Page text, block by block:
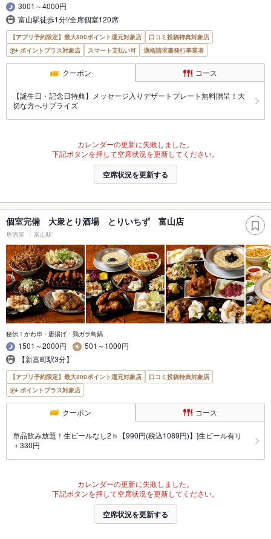
3001～4000円
富山駅徒歩1分!/全席個室120席
【アプリ予約限定】最大800ポイント還元対象店
口コミ投稿特典対象店
ポイントプラス対象店
スマート支払い可 適格請求書発行事業者
クーポン コース
【誕生日・記念日特典】メッセージ入りデザートプレート無料贈呈！大
切な方へサプライズ
カレンダーの更新に失敗しました。
下記ボタンを押して空席状況を更新してください。
空席状況を更新する
個室完備 大衆とり酒場 とりいちず 富山店
居酒屋 富山駅
秘伝！かわ串・唐揚げ・鶏ガラ鳥鍋
1501～2000円
501～1000円
【新富町駅3分】
【アプリ予約限定】最大800ポイント還元対象店
口コミ投稿特典対象店
ポイントプラス対象店
クーポン コース
単品飲み放題！生ビールなし2ｈ【990円(税込1089円)】]生ビール有り
＋330円
カレンダーの更新に失敗しました。
下記ボタンを押して空席状況を更新してください。
空席状況を更新する